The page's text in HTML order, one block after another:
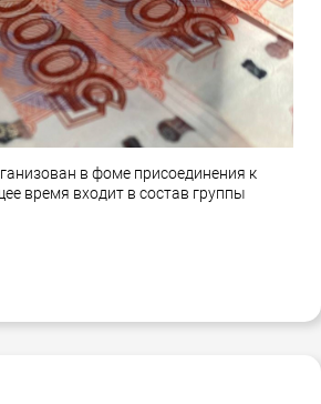
в фоме присоединения к
время входит в состав группы